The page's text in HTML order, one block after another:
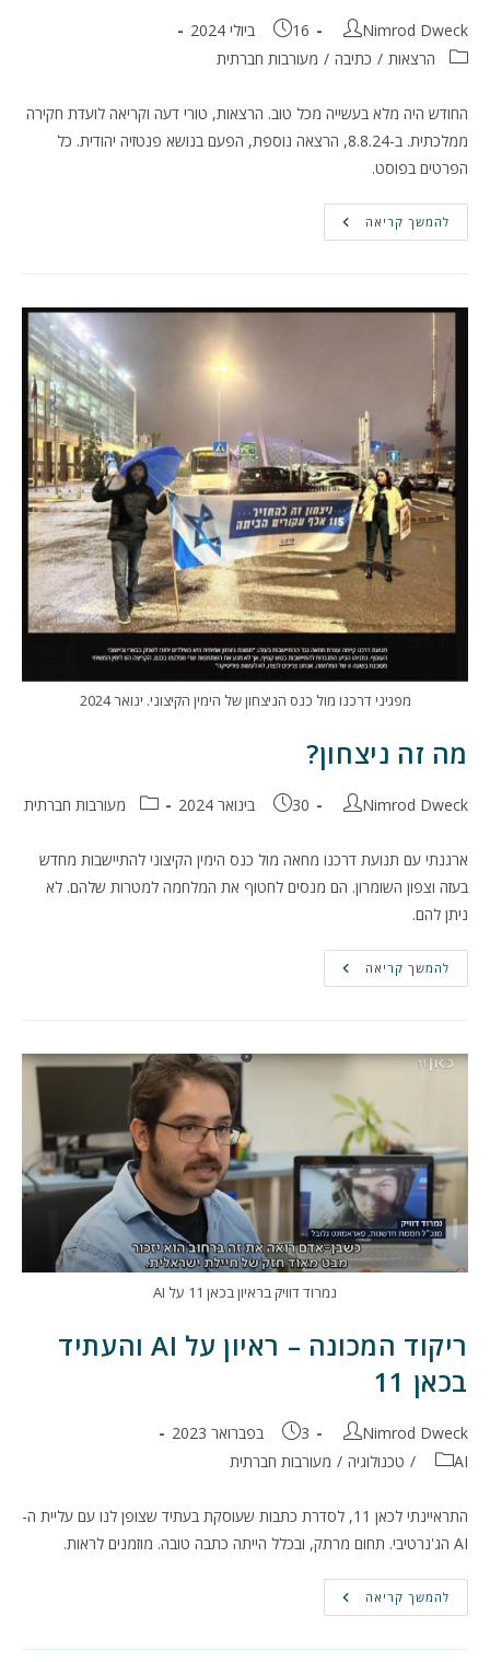
מחבר:
Nimrod Dweck פורסם:
16 ביולי 2024
קטגוריה:הרצאות / כתיבה / מעורבות חברתית
החודש היה מלא בעשייה מכל טוב. הרצאות, טורי דעה וקריאה לועדת חקירה
ממלכתית. ב-8.8.24, הרצאה נוספת, הפעם בנושא פנטזיה יהודית. כל
הפרטים בפוסט.
להמשך קריאה הרצאות,
טורי
ממלכתית
מפגיני דרכנו מול כנס הניצחון של הימין הקיצוני. ינואר 2024
מה זה ניצחון?
מחבר:
Nimrod Dweck פורסם:
30 בינואר 2024 קטגוריה:מעורבות חברתית
ארגנתי עם תנועת דרכנו מחאה מול כנס הימין הקיצוני להתיישבות מחדש
בעזה וצפון השומרון. הם מנסים לחטוף את המלחמה למטרות שלהם. לא
ניתן להם.
להמשך קריאה מה
זה
נמרוד דוויק בראיון בכאן 11 על AI
ריקוד המכונה – ראיון על AI והעתיד
בכאן 11
מחבר:
Nimrod Dweck פורסם:
3 בפברואר 2023
קטגוריה:
AI
/ טכנולוגיה / מעורבות חברתית
התראיינתי לכאן 11, לסדרת כתבות שעוסקת בעתיד שצופן לנו עם עליית ה-
AI הג'נרטיבי. תחום מרתק, ובכלל הייתה כתבה טובה. מוזמנים לראות.
להמשך קריאה ריקוד
המכונה